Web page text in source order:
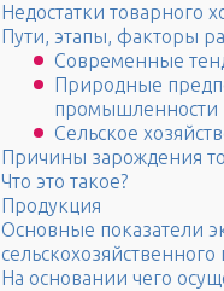
Недостатки товарного
Пути, этапы, факторы
Современные
Природные
промышленности
Сельское
Причины зарождения
Что это такое?
Продукция
Основные показатели
сельскохозяйственного
На основании чего